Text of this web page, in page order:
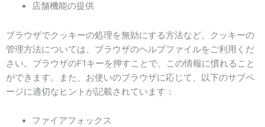
店舗機能の提供
ブラウザでクッキーの処理を無効にする方法など、クッキーの
管理方法については、ブラウザのヘルプファイルをご利用くだ
さい。ブラウザのF1キーを押すことで、この情報に慣れること
ができます。また、お使いのブラウザに応じて、以下のサブペ
ージに適切なヒントが記載されています：
ファイアフォックス